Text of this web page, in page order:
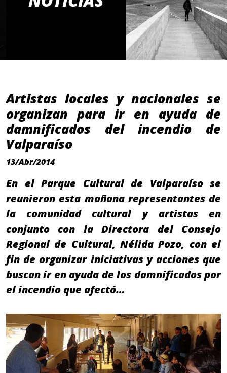
Artistas locales y nacionales se
organizan para ir en ayuda de
damnificados del incendio de
Valparaíso
13/Abr/2014
En el Parque Cultural de Valparaíso se
reunieron esta mañana representantes de
la comunidad cultural y artistas en
conjunto con la Directora del Consejo
Regional de Cultural, Nélida Pozo, con el
fin de organizar iniciativas y acciones que
buscan ir en ayuda de los damnificados por
el incendio que afectó…